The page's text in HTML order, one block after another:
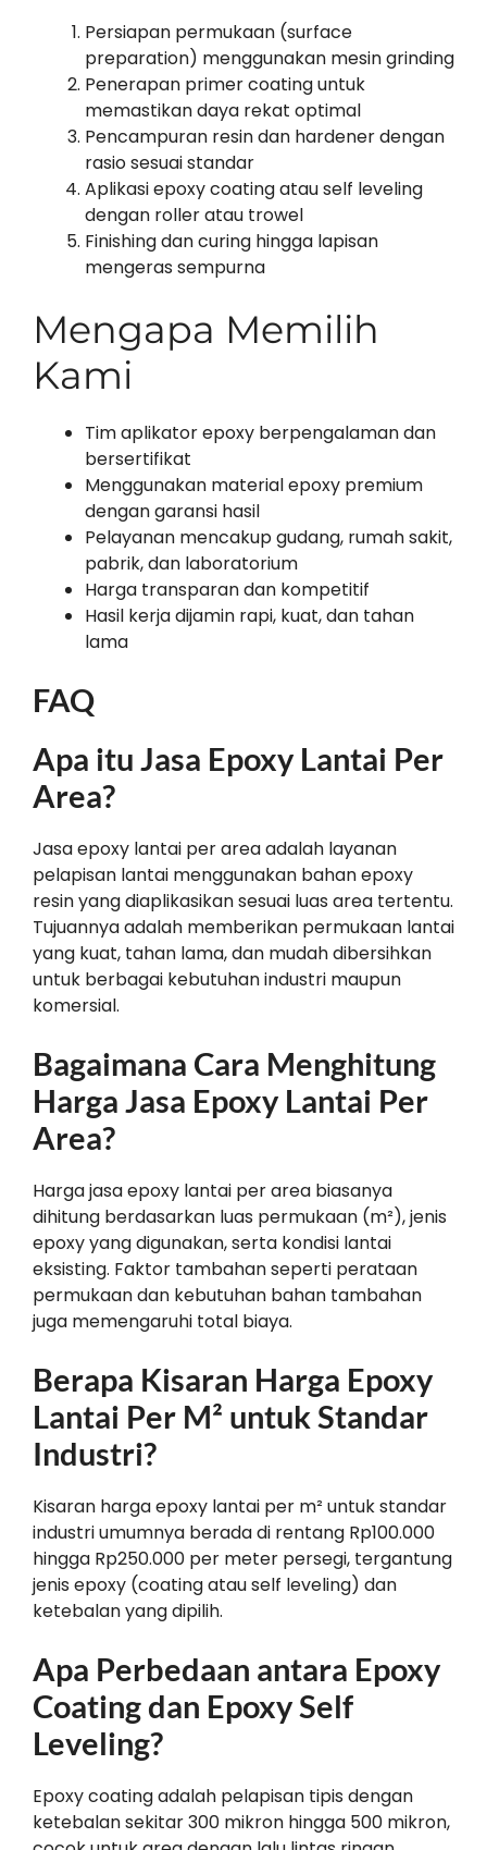
Persiapan permukaan (surface
preparation) menggunakan mesin grinding
Penerapan primer coating untuk
memastikan daya rekat optimal
Pencampuran resin dan hardener dengan
rasio sesuai standar
Aplikasi epoxy coating atau self leveling
dengan roller atau trowel
Finishing dan curing hingga lapisan
mengeras sempurna
Mengapa Memilih
Kami
Tim aplikator epoxy berpengalaman dan
bersertifikat
Menggunakan material epoxy premium
dengan garansi hasil
Pelayanan mencakup gudang, rumah sakit,
pabrik, dan laboratorium
Harga transparan dan kompetitif
Hasil kerja dijamin rapi, kuat, dan tahan
lama
FAQ
Apa itu Jasa Epoxy Lantai Per
Area?
Jasa epoxy lantai per area adalah layanan
pelapisan lantai menggunakan bahan epoxy
resin yang diaplikasikan sesuai luas area tertentu.
Tujuannya adalah memberikan permukaan lantai
yang kuat, tahan lama, dan mudah dibersihkan
untuk berbagai kebutuhan industri maupun
komersial.
Bagaimana Cara Menghitung
Harga Jasa Epoxy Lantai Per
Area?
Harga jasa epoxy lantai per area biasanya
dihitung berdasarkan luas permukaan (m²), jenis
epoxy yang digunakan, serta kondisi lantai
eksisting. Faktor tambahan seperti perataan
permukaan dan kebutuhan bahan tambahan
juga memengaruhi total biaya.
Berapa Kisaran Harga Epoxy
Lantai Per M² untuk Standar
Industri?
Kisaran harga epoxy lantai per m² untuk standar
industri umumnya berada di rentang Rp100.000
hingga Rp250.000 per meter persegi, tergantung
jenis epoxy (coating atau self leveling) dan
ketebalan yang dipilih.
Apa Perbedaan antara Epoxy
Coating dan Epoxy Self
Leveling?
Epoxy coating adalah pelapisan tipis dengan
ketebalan sekitar 300 mikron hingga 500 mikron,